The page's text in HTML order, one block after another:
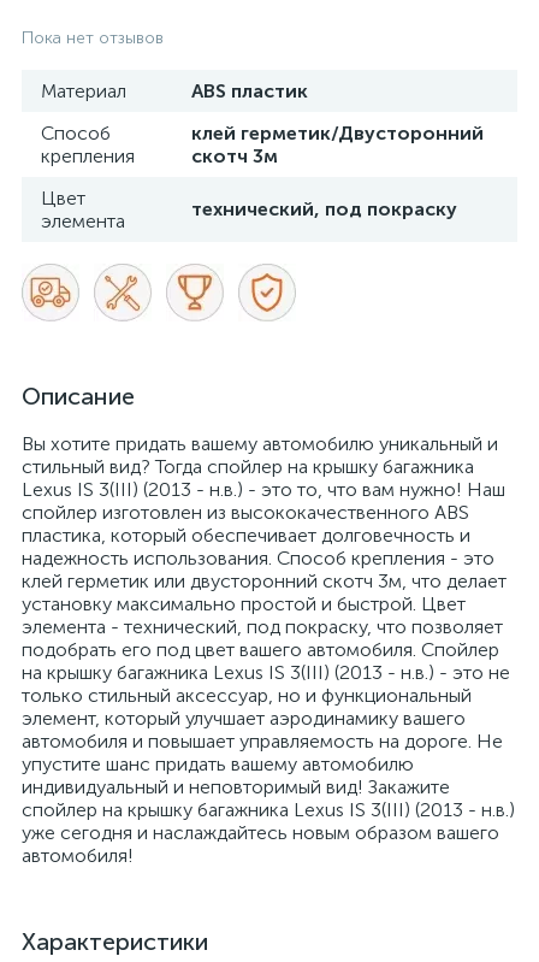
Пока нет отзывов
Материал
ABS пластик
Способ
крепления
клей герметик/Двусторонний
скотч 3м
Цвет
элемента
технический, под покраску
Описание
Вы хотите придать вашему автомобилю уникальный и
стильный вид? Тогда спойлер на крышку багажника
Lexus IS 3(III) (2013 - н.в.) - это то, что вам нужно! Наш
спойлер изготовлен из высококачественного ABS
пластика, который обеспечивает долговечность и
надежность использования. Способ крепления - это
клей герметик или двусторонний скотч 3м, что делает
установку максимально простой и быстрой. Цвет
элемента - технический, под покраску, что позволяет
подобрать его под цвет вашего автомобиля. Спойлер
на крышку багажника Lexus IS 3(III) (2013 - н.в.) - это не
только стильный аксессуар, но и функциональный
элемент, который улучшает аэродинамику вашего
автомобиля и повышает управляемость на дороге. Не
упустите шанс придать вашему автомобилю
индивидуальный и неповторимый вид! Закажите
спойлер на крышку багажника Lexus IS 3(III) (2013 - н.в.)
уже сегодня и наслаждайтесь новым образом вашего
автомобиля!
Характеристики